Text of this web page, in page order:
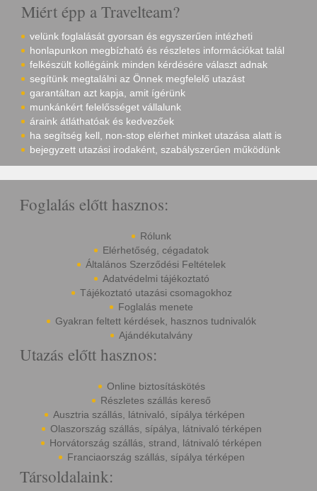
Miért épp a Travelteam?
velünk foglalását gyorsan és egyszerűen intézheti
honlapunkon megbízható és részletes információkat talál
felkészült kollégáink minden kérdésére választ adnak
segítünk megtalálni az Önnek megfelelő utazást
garantáltan azt kapja, amit ígérünk
munkánkért felelősséget vállalunk
áraink átláthatóak és kedvezőek
ha segítség kell, non-stop elérhet minket utazása alatt is
bejegyzett utazási irodaként, szabályszerűen működünk
Foglalás előtt hasznos:
Rólunk
Elérhetőség, cégadatok
Általános Szerződési Feltételek
Adatvédelmi tájékoztató
Tájékoztató utazási csomagokhoz
Foglalás menete
Gyakran feltett kérdések, hasznos tudnivalók
Ajándékutalvány
Utazás előtt hasznos:
Online biztosításkötés
Részletes szállás kereső
Ausztria szállás, látnivaló, sípálya térképen
Olaszország szállás, sípálya, látnivaló térképen
Horvátország szállás, strand, látnivaló térképen
Franciaország szállás, sípálya térképen
Társoldalaink: